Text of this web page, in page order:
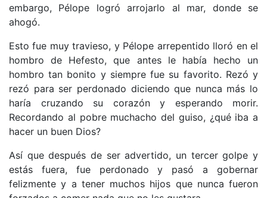
embargo, Pélope logró arrojarlo al mar, donde se
ahogó.
Esto fue muy travieso, y Pélope arrepentido lloró en el
hombro de Hefesto, que antes le había hecho un
hombro tan bonito y siempre fue su favorito. Rezó y
rezó para ser perdonado diciendo que nunca más lo
haría cruzando su corazón y esperando morir.
Recordando al pobre muchacho del guiso, ¿qué iba a
hacer un buen Dios?
Así que después de ser advertido, un tercer golpe y
estás fuera, fue perdonado y pasó a gobernar
felizmente y a tener muchos hijos que nunca fueron